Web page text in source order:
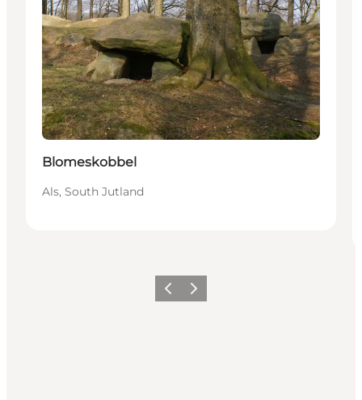
Blomeskobbel
Als, South Jutland
Precedente
Avanti